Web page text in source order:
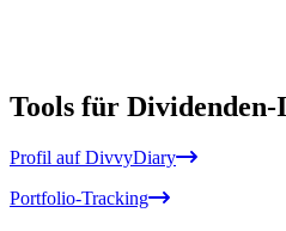
Tools für Dividenden-
Profil auf DivvyDiary
Portfolio-Tracking